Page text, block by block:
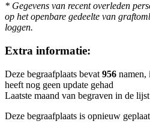
* Gegevens van recent overleden
op het openbare gedeelte van
loggen.
Extra informatie:
Deze begraafplaats bevat 956 namen,
heeft nog geen update gehad
Laatste maand van begraven in de
Deze begraafplaats is opnieuw